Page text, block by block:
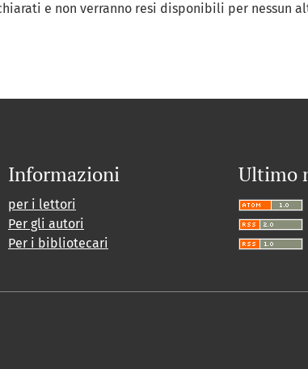
e non verranno resi disponibili per nessun
Informazioni
per i lettori
Per gli autori
Per i bibliotecari
Ultimo